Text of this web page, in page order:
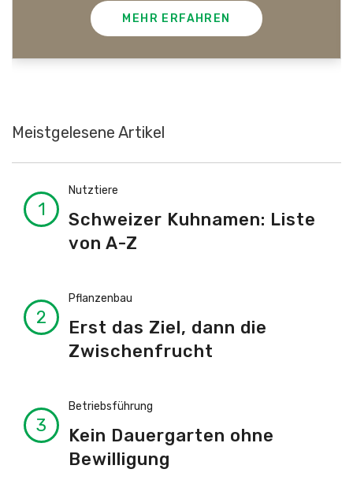
MEHR ERFAHREN
Meistgelesene Artikel
Nutztiere
Schweizer Kuhnamen: Liste
von A-Z
Pflanzenbau
Erst das Ziel, dann die
Zwischenfrucht
Betriebsführung
Kein Dauergarten ohne
Bewilligung